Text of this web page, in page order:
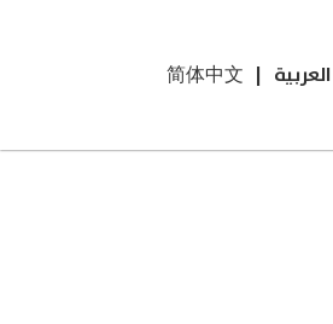
العربية |
简体中文